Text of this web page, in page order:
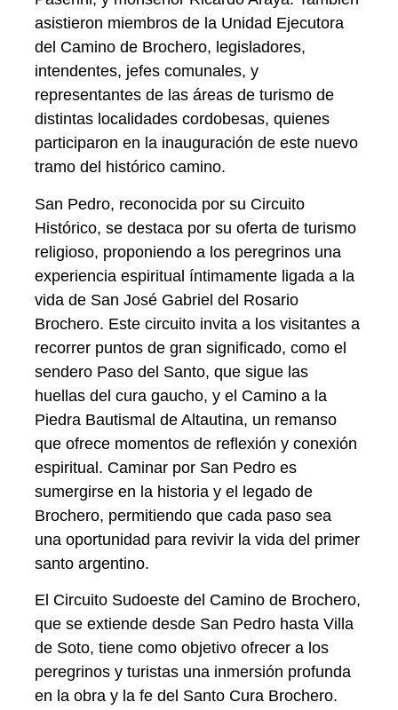
asistieron miembros de la Unidad Ejecutora
del Camino de Brochero, legisladores,
intendentes, jefes comunales, y
representantes de las áreas de turismo de
distintas localidades cordobesas, quienes
participaron en la inauguración de este nuevo
tramo del histórico camino.
San Pedro, reconocida por su Circuito
Histórico, se destaca por su oferta de turismo
religioso, proponiendo a los peregrinos una
experiencia espiritual íntimamente ligada a la
vida de San José Gabriel del Rosario
Brochero. Este circuito invita a los visitantes a
recorrer puntos de gran significado, como el
sendero Paso del Santo, que sigue las
huellas del cura gaucho, y el Camino a la
Piedra Bautismal de Altautina, un remanso
que ofrece momentos de reflexión y conexión
espiritual. Caminar por San Pedro es
sumergirse en la historia y el legado de
Brochero, permitiendo que cada paso sea
una oportunidad para revivir la vida del primer
santo argentino.
El Circuito Sudoeste del Camino de Brochero,
que se extiende desde San Pedro hasta Villa
de Soto, tiene como objetivo ofrecer a los
peregrinos y turistas una inmersión profunda
en la obra y la fe del Santo Cura Brochero.